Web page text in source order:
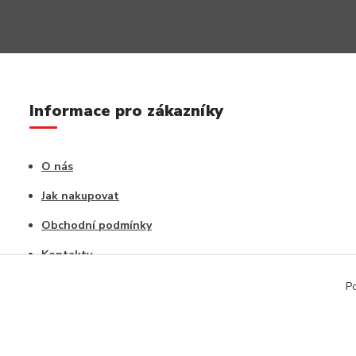
Informace pro zákazníky
O nás
Jak nakupovat
Obchodní podmínky
Kontakty